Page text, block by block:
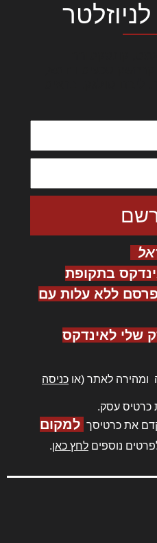
בתקופת
ללא עלות עם
שלי לאינדקס
ומהירה לאתר (או כניסה
כרטיס עסק.
את כרטיסך למקום
נוספים לחץ כאן.